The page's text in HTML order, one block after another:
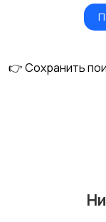
Игры для
инструменты
👉 Сохранить